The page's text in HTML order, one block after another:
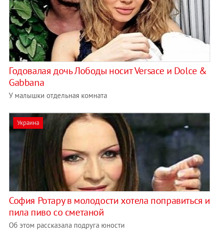
Годовалая дочь Лободы носит Versace и Dolce &
Gabbana
У малышки отдельная комната
Украина
София Ротару в молодости хотела поправиться и
пила пиво со сметаной
Об этом рассказала подруга юности